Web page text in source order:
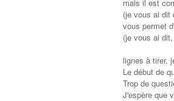
mais il est
(je vous ai dit
vous permet
(je vous ai
lignes à tirer,
Le début de
Trop de
J'espère que